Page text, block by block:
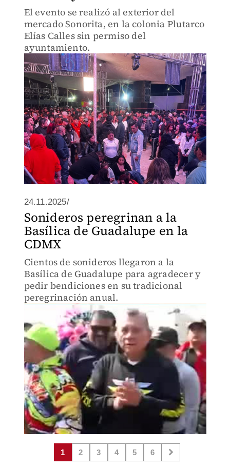
El evento se realizó al exterior del
mercado Sonorita, en la colonia Plutarco
Elías Calles sin permiso del
ayuntamiento.
24.11.2025/
Sonideros peregrinan a la
Basílica de Guadalupe en la
CDMX
Cientos de sonideros llegaron a la
Basílica de Guadalupe para agradecer y
pedir bendiciones en su tradicional
peregrinación anual.
1 2 3 4 5 6